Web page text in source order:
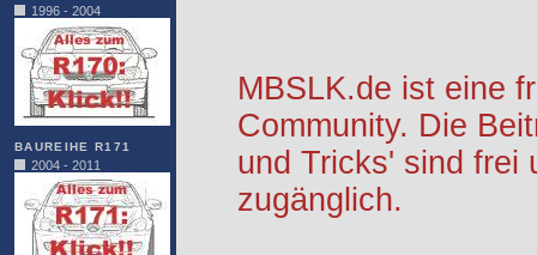
1996 - 2004
BAUREIHE R171
2004 - 2011
MBSLK.de ist eine
Community. Die
und Tricks' sind frei
zugänglich.